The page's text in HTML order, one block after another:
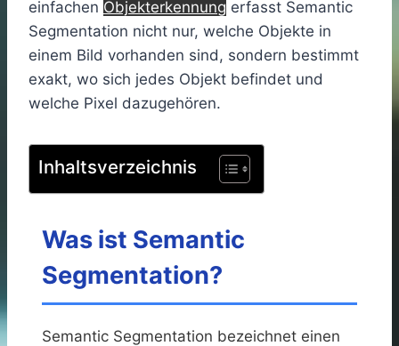
einfachen Objekterkennung erfasst Semantic
Segmentation nicht nur, welche Objekte in
einem Bild vorhanden sind, sondern bestimmt
exakt, wo sich jedes Objekt befindet und
welche Pixel dazugehören.
Inhaltsverzeichnis
Was ist Semantic
Segmentation?
Semantic Segmentation bezeichnet einen